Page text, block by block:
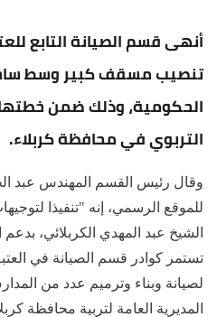
أنهى قسم الصيانة التابع
تنصيب مسقف كبير وسط
الحكومية، وذلك ضمن خطتها
التربوي في محافظة كربلاء.
وقال رئيس القسم المهندس
للموقع الرسمي، إنه "تنفيذا
الشيخ عبد المهدي الكربلائي،
تستمر كوادر قسم الصيانة في
لصيانة وبناء وترميم عدد من
المديرية العامة لتربية محافظة